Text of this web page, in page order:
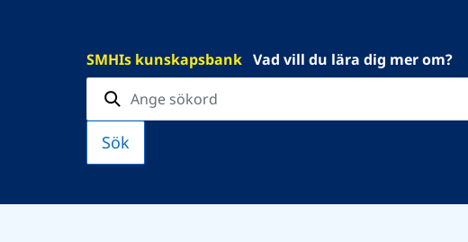
SMHIs kunskapsbank Vad vill du lära dig mer om?